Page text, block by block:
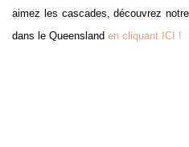
aimez les cascades, découvrez
dans le Queensland en cliquant ICI !